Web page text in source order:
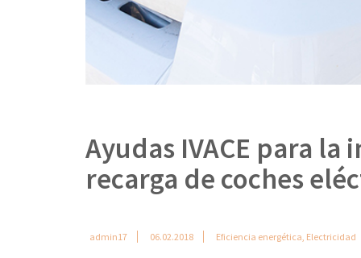
Ayudas IVACE para
recarga de coches
admin17 06.02.2018 Eficiencia energética Electricidad